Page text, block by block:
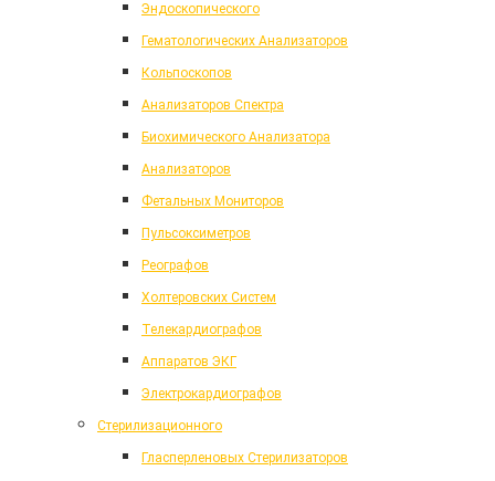
Эндоскопического
Гематологических Анализаторов
Кольпоскопов
Анализаторов Спектра
Биохимического Анализатора
Анализаторов
Фетальных Мониторов
Пульсоксиметров
Реографов
Холтеровских Систем
Телекардиографов
Аппаратов ЭКГ
Электрокардиографов
Стерилизационного
Гласперленовых Стерилизаторов